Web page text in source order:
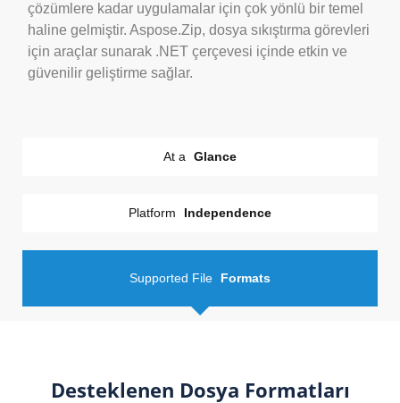
çözümlere kadar uygulamalar için çok yönlü bir temel
haline gelmiştir. Aspose.Zip, dosya sıkıştırma görevleri
için araçlar sunarak .NET çerçevesi içinde etkin ve
güvenilir geliştirme sağlar.
At a Glance
Platform Independence
Supported File Formats
Desteklenen Dosya Formatları